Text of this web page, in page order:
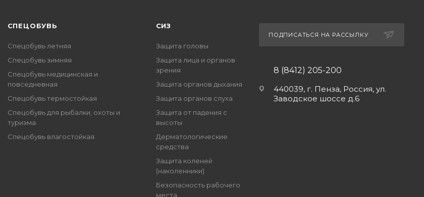
CПЕЦОБУВЬ
Спецобувь летняя
Спецобувь зимняя
Спецобувь медицинская и
повседневная
Спецобувь термостойкая
Спецобувь для рыбалки, охоты и
туризма
Спецобувь влагостойкая
СИЗ
Защита головы
Защита лица и органов
зрения
Защита органов дыхания
Защита органов слуха
Защита от падения с
высоты
Дерматологические
средства
Защита коленей
(наколенники)
Безопасность рабочего
места
ПОДПИСАТЬСЯ НА РАССЫЛКУ
8 (8412) 205-200
440039, г. Пенза, Россия, ул.
Заводское шоссе д.6